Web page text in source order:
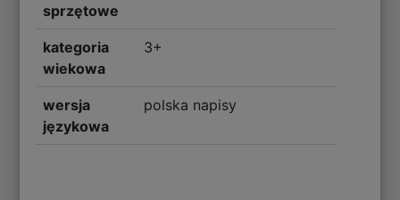
sprzętowe
kategoria
wiekowa
3+
wersja
językowa
polska napisy